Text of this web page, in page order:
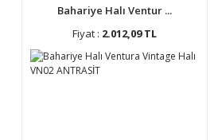
Bahariye Halı Ventur ...
Fiyat : 2.012,09 TL